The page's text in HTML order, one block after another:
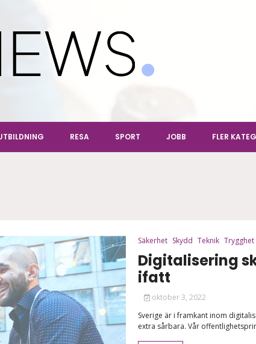
RESA SPORT JOBB FLER
Säkerhet Skydd Teknik Trygghet
Digitalisering
ifatt
oktober 3, 2022
Sverige är i framkant inom
extra sårbara. Vår